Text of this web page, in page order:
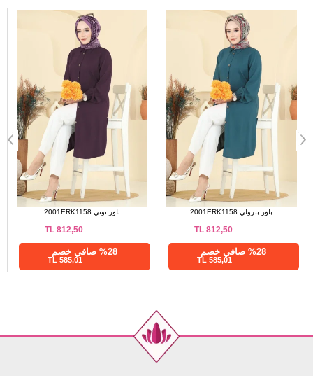
a>
بلوز توتي 2001ERK1158
812,50
%28 صافي خصم
585,01 TL
بلوز بترولي 2001ERK1158
812,50
TL
%28 صافي خصم
585,01 TL